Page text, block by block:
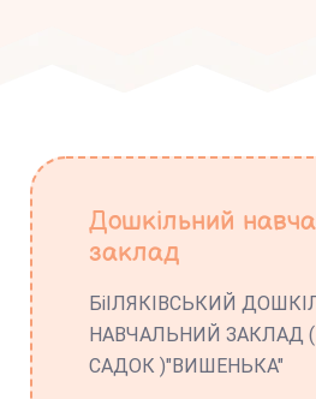
Дошкільний
заклад
БіІЛЯКІВСЬКИЙ
НАВЧАЛЬНИЙ ЗАКЛАД
САДОК )"ВИШЕНЬКА"